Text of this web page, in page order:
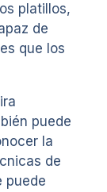
platillos,
de
que los
puede
la
de
puede